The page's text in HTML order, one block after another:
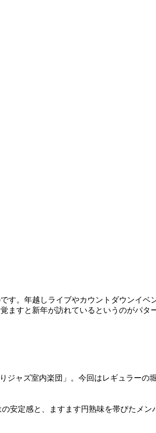
す。 年越しライブやカウントダウンイベ
ますと新年が訪れているというのがパタ
ジャズ室内楽団」。今回はレギュラーの
の安定感と、ますます円熟味を帯びたメン